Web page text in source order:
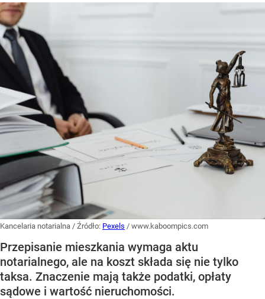
Kancelaria notarialna / Źródło: Pexels / www.kaboompics.com
Przepisanie mieszkania wymaga aktu
notarialnego, ale na koszt składa się nie tylko
taksa. Znaczenie mają także podatki, opłaty
sądowe i wartość nieruchomości.